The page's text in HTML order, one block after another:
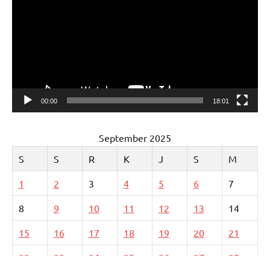
00:00 18:01
September 2025
S
S R K J S M
1 2 3 4 5 6 7
8 9 10 11 12 13 14
15 16 17 18 19 20 21